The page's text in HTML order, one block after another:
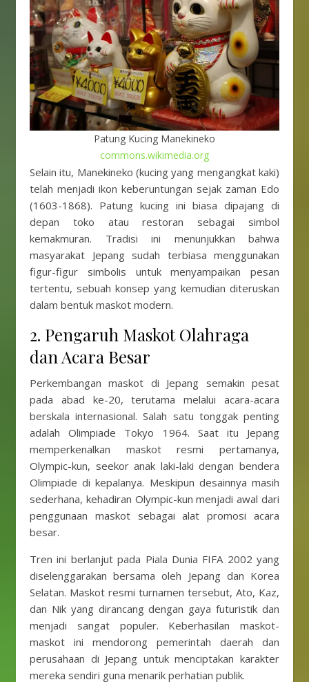
Patung Kucing Manekineko
commons.wikimedia.org
Selain itu, Manekineko (kucing yang mengangkat kaki)
telah menjadi ikon keberuntungan sejak zaman Edo
(1603-1868). Patung kucing ini biasa dipajang di
depan toko atau restoran sebagai simbol
kemakmuran. Tradisi ini menunjukkan bahwa
masyarakat Jepang sudah terbiasa menggunakan
figur-figur simbolis untuk menyampaikan pesan
tertentu, sebuah konsep yang kemudian diteruskan
dalam bentuk maskot modern.
2. Pengaruh Maskot Olahraga
dan Acara Besar
Perkembangan maskot di Jepang semakin pesat
pada abad ke-20, terutama melalui acara-acara
berskala internasional. Salah satu tonggak penting
adalah Olimpiade Tokyo 1964. Saat itu Jepang
memperkenalkan maskot resmi pertamanya,
Olympic-kun, seekor anak laki-laki dengan bendera
Olimpiade di kepalanya. Meskipun desainnya masih
sederhana, kehadiran Olympic-kun menjadi awal dari
penggunaan maskot sebagai alat promosi acara
besar.
Tren ini berlanjut pada Piala Dunia FIFA 2002 yang
diselenggarakan bersama oleh Jepang dan Korea
Selatan. Maskot resmi turnamen tersebut, Ato, Kaz,
dan Nik yang dirancang dengan gaya futuristik dan
menjadi sangat populer. Keberhasilan maskot-
maskot ini mendorong pemerintah daerah dan
perusahaan di Jepang untuk menciptakan karakter
mereka sendiri guna menarik perhatian publik.